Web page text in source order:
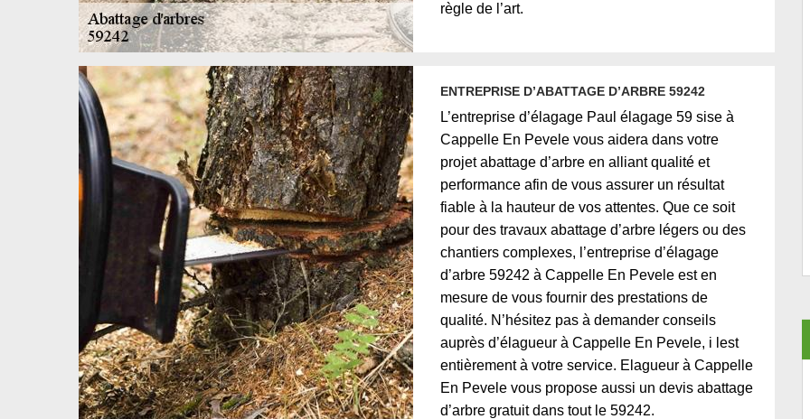
règle de l’art.
ENTREPRISE D’ABATTAGE D’ARBRE 59242
L’entreprise d’élagage Paul élagage 59 sise à
Cappelle En Pevele vous aidera dans votre
projet abattage d’arbre en alliant qualité et
performance afin de vous assurer un résultat
fiable à la hauteur de vos attentes. Que ce soit
pour des travaux abattage d’arbre légers ou des
chantiers complexes, l’entreprise d’élagage
d’arbre 59242 à Cappelle En Pevele est en
mesure de vous fournir des prestations de
qualité. N’hésitez pas à demander conseils
auprès d’élagueur à Cappelle En Pevele, i lest
entièrement à votre service. Elagueur à Cappelle
En Pevele vous propose aussi un devis abattage
d’arbre gratuit dans tout le 59242.